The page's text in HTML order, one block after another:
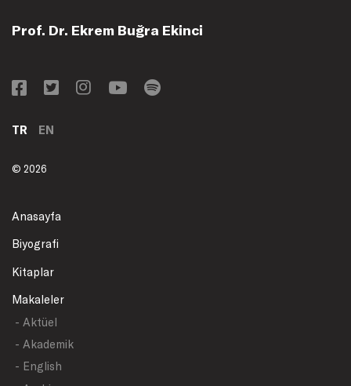
Prof. Dr. Ekrem Buğra Ekinci
TR EN
© 2026
Anasayfa
Biyografi
Kitaplar
Makaleler
- Aktüel
- Akademik
- English